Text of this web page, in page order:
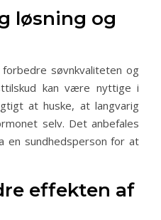
løsning og
søvnkvaliteten og
kan være nyttige i
at huske, at langvarig
selv. Det anbefales
en sundhedsperson for at
effekten af